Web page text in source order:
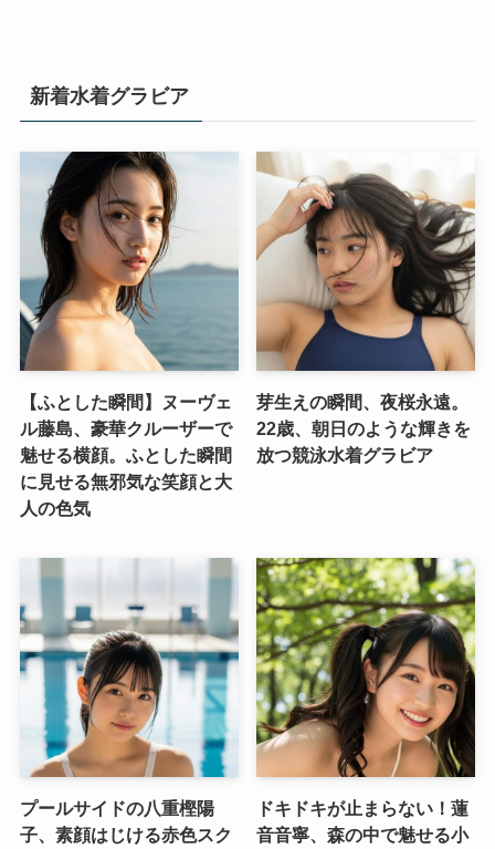
新着水着グラビア
【ふとした瞬間】ヌーヴェ
ル藤島、豪華クルーザーで
魅せる横顔。ふとした瞬間
に見せる無邪気な笑顔と大
人の色気
芽生えの瞬間、夜桜永遠。
22歳、朝日のような輝きを
放つ競泳水着グラビア
プールサイドの八重樫陽
子、素顔はじける赤色スク
ドキドキが止まらない！蓮
音音寧、森の中で魅せる小